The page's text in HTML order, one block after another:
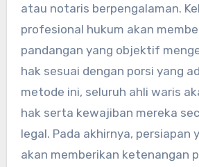
atau notaris berpengalaman.
profesional hukum akan
pandangan yang objektif
hak sesuai dengan porsi yang
metode ini, seluruh ahli waris
hak serta kewajiban mereka
legal. Pada akhirnya, persiapan
akan memberikan ketenangan